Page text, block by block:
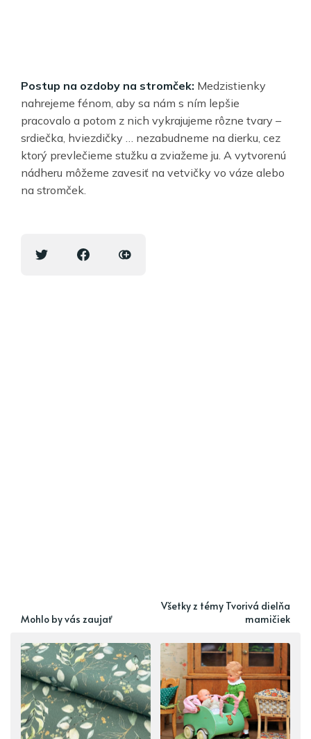
Postup na ozdoby na stromček: Medzistienky
nahrejeme fénom, aby sa nám s ním lepšie
pracovalo a potom z nich vykrajujeme rôzne tvary –
srdiečka, hviezdičky … nezabudneme na dierku, cez
ktorý prevlečieme stužku a zviažeme ju. A vytvorenú
nádheru môžeme zavesiť na vetvičky vo váze alebo
na stromček.
Mohlo by vás zaujať
Všetky z témy Tvorivá dielňa
mamičiek